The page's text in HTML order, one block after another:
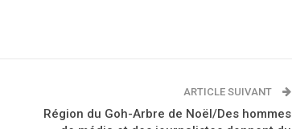
ARTICLE SUIVANT
Région du Goh-Arbre de Noël/Des hommes